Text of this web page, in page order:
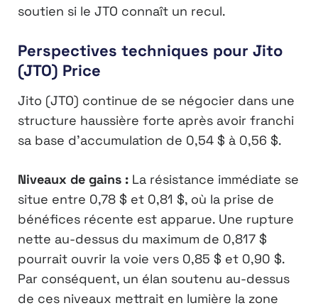
soutien si le JTO connaît un recul.
Perspectives techniques pour Jito
(JTO) Price
Jito (JTO) continue de se négocier dans une
structure haussière forte après avoir franchi
sa base d’accumulation de 0,54 $ à 0,56 $.
Niveaux de gains : La résistance immédiate se
situe entre 0,78 $ et 0,81 $, où la prise de
bénéfices récente est apparue. Une rupture
nette au-dessus du maximum de 0,817 $
pourrait ouvrir la voie vers 0,85 $ et 0,90 $.
Par conséquent, un élan soutenu au-dessus
de ces niveaux mettrait en lumière la zone